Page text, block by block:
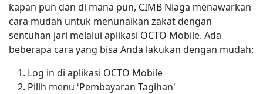
kapan pun dan di mana pun, CIMB Niaga menawarkan
cara mudah untuk menunaikan zakat dengan
sentuhan jari melalui aplikasi OCTO Mobile. Ada
beberapa cara yang bisa Anda lakukan dengan mudah:
Log in di aplikasi OCTO Mobile
Pilih menu ‘Pembayaran Tagihan’